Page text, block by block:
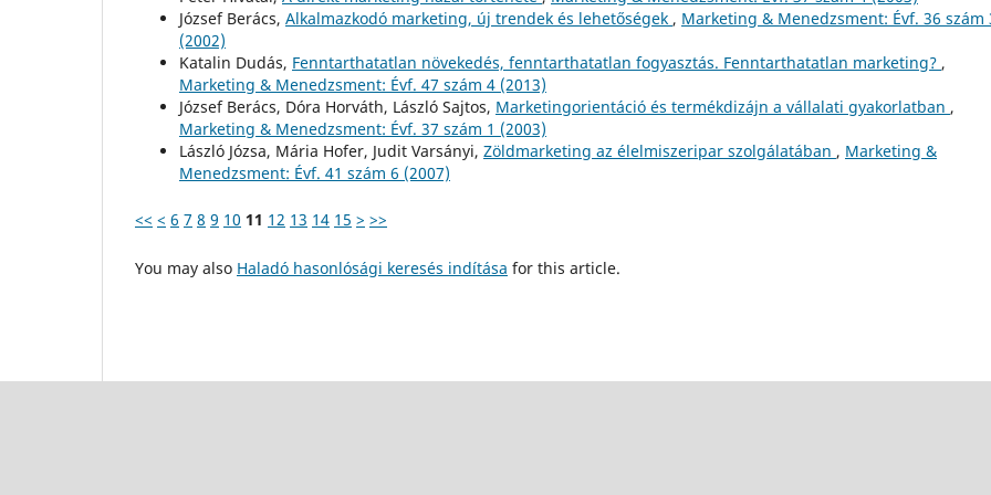
József Berács, Alkalmazkodó marketing, új trendek és lehetőségek , Marketing & Menedzsment: Évf. 36 szám
(2002)
Katalin Dudás, Fenntarthatatlan növekedés, fenntarthatatlan fogyasztás. Fenntarthatatlan marketing? ,
Marketing & Menedzsment: Évf. 47 szám 4 (2013)
József Berács, Dóra Horváth, László Sajtos, Marketingorientáció és termékdizájn a vállalati gyakorlatban ,
Marketing & Menedzsment: Évf. 37 szám 1 (2003)
László Józsa, Mária Hofer, Judit Varsányi, Zöldmarketing az élelmiszeripar szolgálatában , Marketing &
Menedzsment: Évf. 41 szám 6 (2007)
<< < 6 7 8 9 10 11 12 13 14 15 > >>
You may also Haladó hasonlósági keresés indítása for this article.